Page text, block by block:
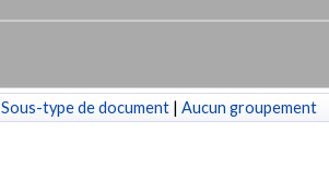
Sous-type de document | Aucun groupement